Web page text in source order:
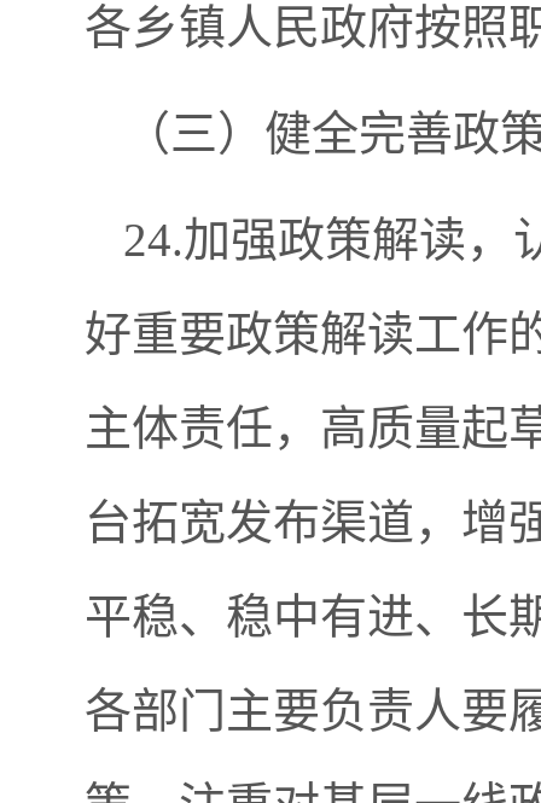
各乡镇人民政府按照
（三）健全完善政
24.加强政策解读，
好重要政策解读工作
主体责任，高质量起
台拓宽发布渠道，增
平稳、稳中有进、长
各部门主要负责人要